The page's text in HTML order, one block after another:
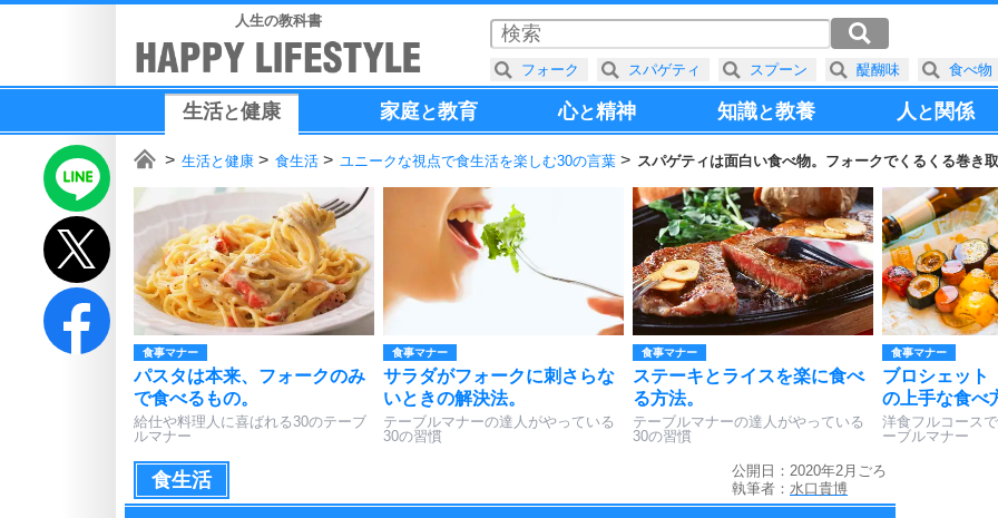
人生の教科書
生活と健康 家庭と教育 心と精神 知識と教養 人と 関係
生活と健康 食生活 ユニークな視点で食生活を楽しむ30の言葉 スパゲティは面白い食べ物。フォークでくるくる巻き
食事マナー
パスタは本来、フォークのみ
で食べるもの。
給仕や料理人に喜ばれる30のテーブ
ルマナー
食事マナー
サラダがフォークに刺さらな
いときの解決法。
テーブルマナーの達人がやっている
30の習慣
食事マナー
ステーキとライスを楽に食べ
る方法。
テーブルマナーの達人がやっている
30の習慣
食事マナー
ブロシェット
の上手な食べ
洋食フルコース
ーブルマナー
食生活
公開日：2020年2月ごろ
執筆者： 水口貴博
フォーク スパゲティ スプーン 醍醐味 食べ物